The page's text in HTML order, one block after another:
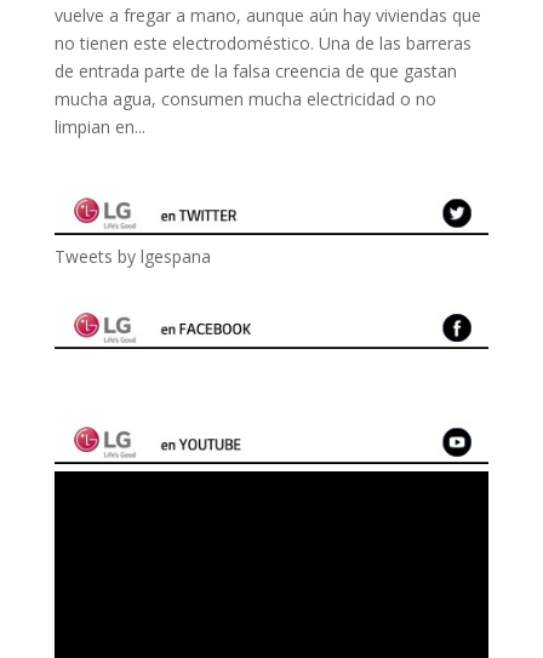
vuelve a fregar a mano, aunque aún hay viviendas que
no tienen este electrodoméstico. Una de las barreras
de entrada parte de la falsa creencia de que gastan
mucha agua, consumen mucha electricidad o no
limpian en...
Tweets by lgespana